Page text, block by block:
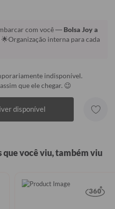
com você — Bolsa Joy a
🌟Organização interna para cada
indisponível.
que ele chegar. 😉
disponível
que você viu, também viu